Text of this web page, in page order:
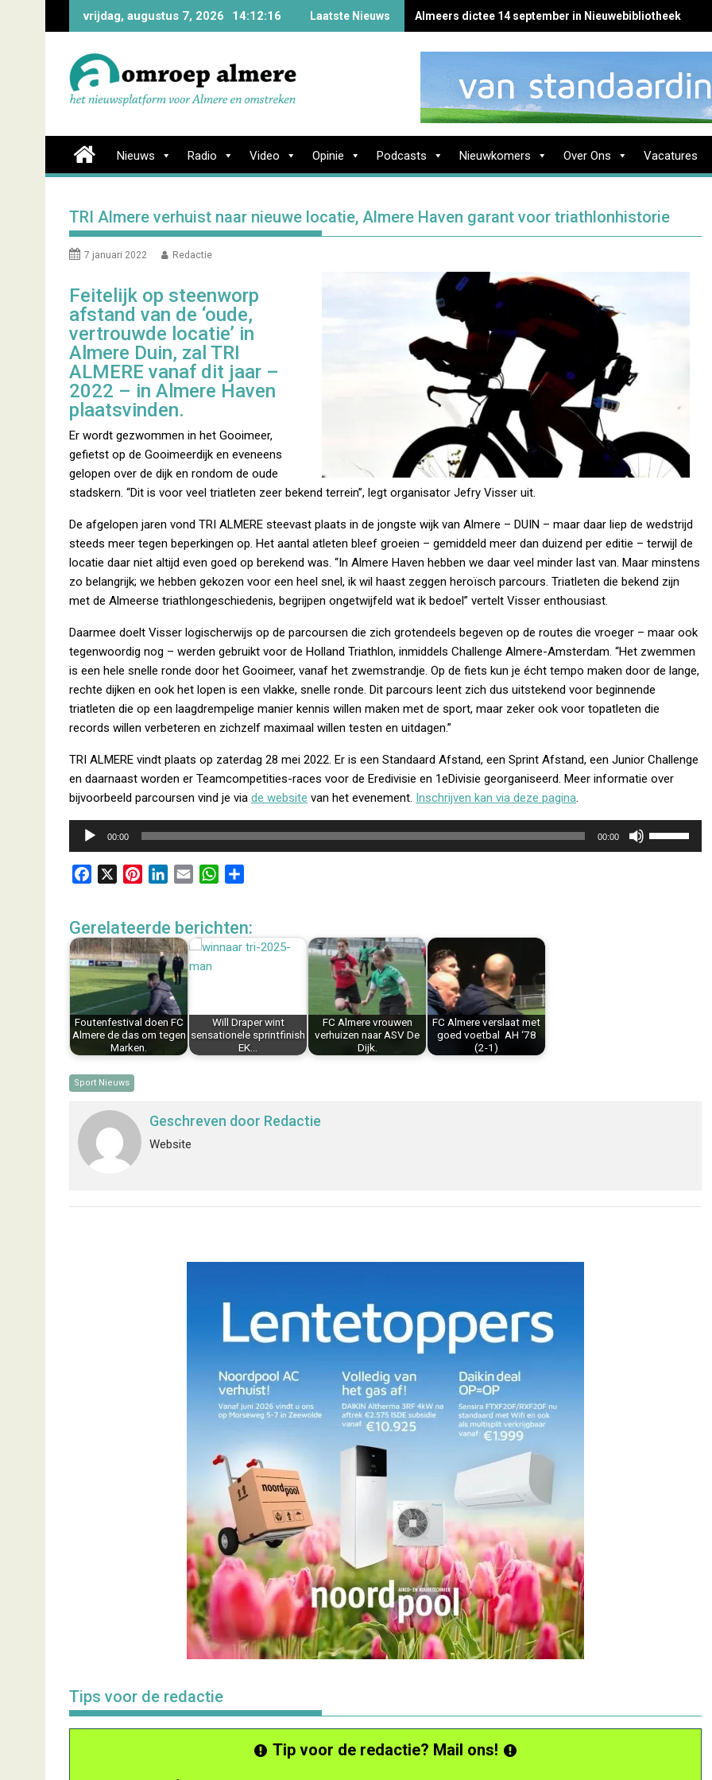
vrijdag, augustus 7, 2026 14:12:17 Laatste Nieuws Almeers dictee 14 september in Nieuwebibliotheek
Nieuws Radio Video Opinie Podcasts Nieuwkomers Over Ons Vacatures
TRI Almere verhuist naar nieuwe locatie, Almere Haven garant voor triathlonhistorie
7 januari 2022 Redactie
Feitelijk op steenworp
afstand van de ‘oude,
vertrouwde locatie’ in
Almere Duin, zal TRI
ALMERE vanaf dit jaar –
2022 – in Almere Haven
plaatsvinden.
Er wordt gezwommen in het Gooimeer,
gefietst op de Gooimeerdijk en eveneens
gelopen over de dijk en rondom de oude
stadskern. “Dit is voor veel triatleten zeer bekend terrein”, legt organisator Jefry Visser uit.
De afgelopen jaren vond TRI ALMERE steevast plaats in de jongste wijk van Almere – DUIN – maar daar liep de wedstrijd
steeds meer tegen beperkingen op. Het aantal atleten bleef groeien – gemiddeld meer dan duizend per editie – terwijl de
locatie daar niet altijd even goed op berekend was. “In Almere Haven hebben we daar veel minder last van. Maar minstens
zo belangrijk; we hebben gekozen voor een heel snel, ik wil haast zeggen heroïsch parcours. Triatleten die bekend zijn
met de Almeerse triathlongeschiedenis, begrijpen ongetwijfeld wat ik bedoel” vertelt Visser enthousiast.
Daarmee doelt Visser logischerwijs op de parcoursen die zich grotendeels begeven op de routes die vroeger – maar ook
tegenwoordig nog – werden gebruikt voor de Holland Triathlon, inmiddels Challenge Almere-Amsterdam. “Het zwemmen
is een hele snelle ronde door het Gooimeer, vanaf het zwemstrandje. Op de fiets kun je écht tempo maken door de lange,
rechte dijken en ook het lopen is een vlakke, snelle ronde. Dit parcours leent zich dus uitstekend voor beginnende
triatleten die op een laagdrempelige manier kennis willen maken met de sport, maar zeker ook voor topatleten die
records willen verbeteren en zichzelf maximaal willen testen en uitdagen.”
TRI ALMERE vindt plaats op zaterdag 28 mei 2022. Er is een Standaard Afstand, een Sprint Afstand, een Junior Challenge
en daarnaast worden er Teamcompetities-races voor de Eredivisie en 1eDivisie georganiseerd. Meer informatie over
bijvoorbeeld parcoursen vind je via de website van het evenement. Inschrijven kan via deze pagina.
Audiospeler
00:00 00:00
e
b
o
o
k
t
e
r
e
s
t
k
e
d
I
n
i
l
W
t
s
e
n
Gerelateerde berichten:
Foutenfestival doen FC
Almere de das om tegen
Marken.
Will Draper wint
sensationele sprintfinish
EK…
FC Almere vrouwen
verhuizen naar ASV De
Dijk.
FC Almere verslaat met
goed voetbal AH ‘78
(2-1)
Sport Nieuws
Geschreven door Redactie
Website
Tips voor de redactie
Tip voor de redactie? Mail ons!